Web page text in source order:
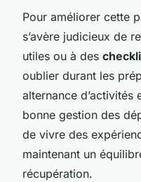
Pour améliorer cette
s’avère judicieux de
utiles ou à des
oublier durant les
alternance d’activités
bonne gestion des
de vivre des
maintenant un
récupération.